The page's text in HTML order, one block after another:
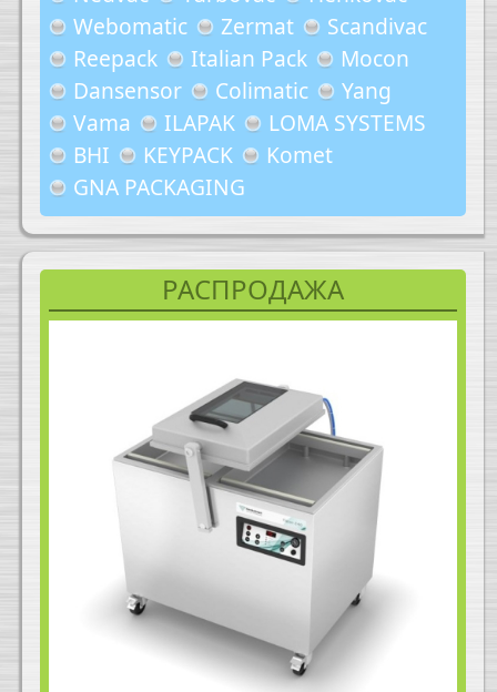
Webomatic
Zermat
Scandivac
Reepack
Italian Pack
Mocon
Dansensor
Colimatic
Yang
Vama
ILAPAK
LOMA SYSTEMS
BHI
KEYPACK
Komet
GNA PACKAGING
РАСПРОДАЖА